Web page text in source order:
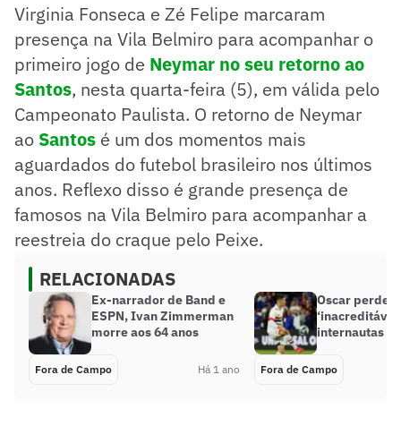
Virginia Fonseca e Zé Felipe marcaram
presença na Vila Belmiro para acompanhar o
primeiro jogo de Neymar no seu retorno ao
Santos, nesta quarta-feira (5), em válida pelo
Campeonato Paulista. O retorno de Neymar
ao Santos é um dos momentos mais
aguardados do futebol brasileiro nos últimos
anos. Reflexo disso é grande presença de
famosos na Vila Belmiro para acompanhar a
reestreia do craque pelo Peixe.
RELACIONADAS
Ex-narrador de Band e
ESPN, Ivan Zimmerman
morre aos 64 anos
Fora de Campo Há 1 ano
Oscar perde
internautas
Fora de Campo